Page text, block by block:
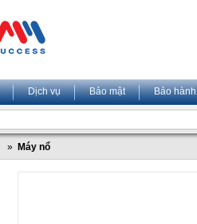
Dịch vụ Bảo mật Bảo hành
» Máy nổ